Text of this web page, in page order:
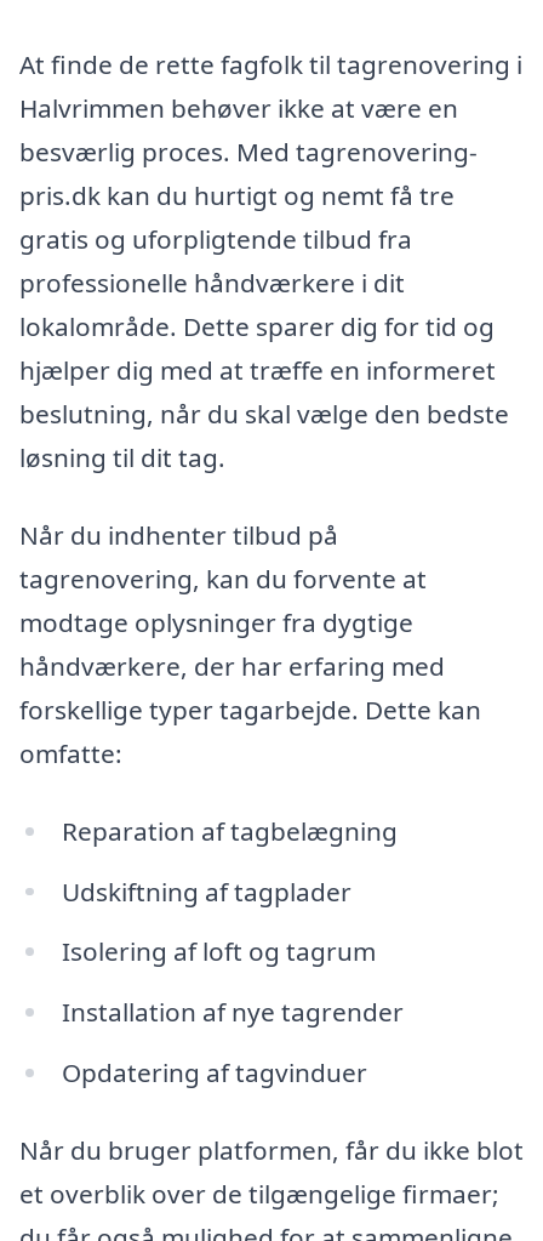
At finde de rette fagfolk til tagrenovering i
Halvrimmen behøver ikke at være en
besværlig proces. Med tagrenovering-
pris.dk kan du hurtigt og nemt få tre
gratis og uforpligtende tilbud fra
professionelle håndværkere i dit
lokalområde. Dette sparer dig for tid og
hjælper dig med at træffe en informeret
beslutning, når du skal vælge den bedste
løsning til dit tag.
Når du indhenter tilbud på
tagrenovering, kan du forvente at
modtage oplysninger fra dygtige
håndværkere, der har erfaring med
forskellige typer tagarbejde. Dette kan
omfatte:
Reparation af tagbelægning
Udskiftning af tagplader
Isolering af loft og tagrum
Installation af nye tagrender
Opdatering af tagvinduer
Når du bruger platformen, får du ikke blot
et overblik over de tilgængelige firmaer;